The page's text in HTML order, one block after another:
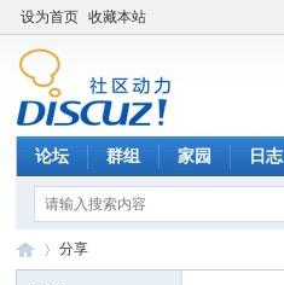
设为首页 收藏本站
论坛 群组 家园 日志
分享